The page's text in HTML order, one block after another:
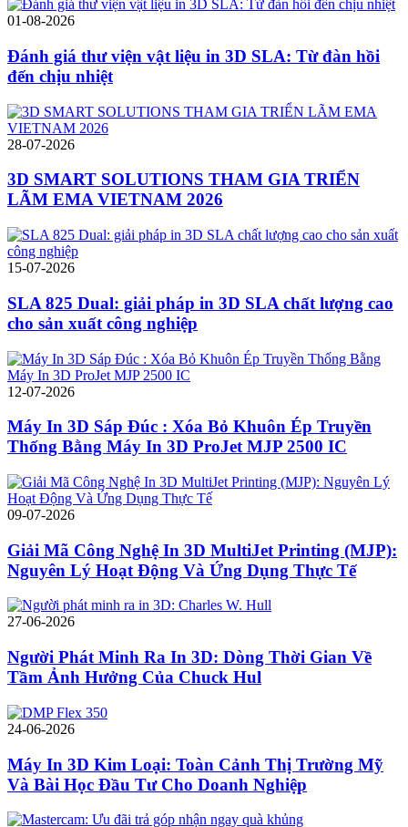
01-08-2026
Đánh giá thư viện vật liệu in 3D SLA: Từ đàn hồi
đến chịu nhiệt
28-07-2026
3D SMART SOLUTIONS THAM GIA TRIỂN
LÃM EMA VIETNAM 2026
15-07-2026
SLA 825 Dual: giải pháp in 3D SLA chất lượng cao
cho sản xuất công nghiệp
12-07-2026
Máy In 3D Sáp Đúc : Xóa Bỏ Khuôn Ép Truyền
Thống Bằng Máy In 3D ProJet MJP 2500 IC
09-07-2026
Giải Mã Công Nghệ In 3D MultiJet Printing (MJP):
Nguyên Lý Hoạt Động Và Ứng Dụng Thực Tế
27-06-2026
Người Phát Minh Ra In 3D: Dòng Thời Gian Về
Tầm Ảnh Hưởng Của Chuck Hul
24-06-2026
Máy In 3D Kim Loại: Toàn Cảnh Thị Trường Mỹ
Và Bài Học Đầu Tư Cho Doanh Nghiệp